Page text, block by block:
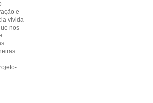
e
vivida
nos